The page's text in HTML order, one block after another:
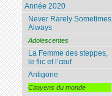
Année 2020
Never Rarely Sometimes
Always
Adolescentes
La Femme des steppes,
le flic et l’œuf
Antigone
Citoyens du monde